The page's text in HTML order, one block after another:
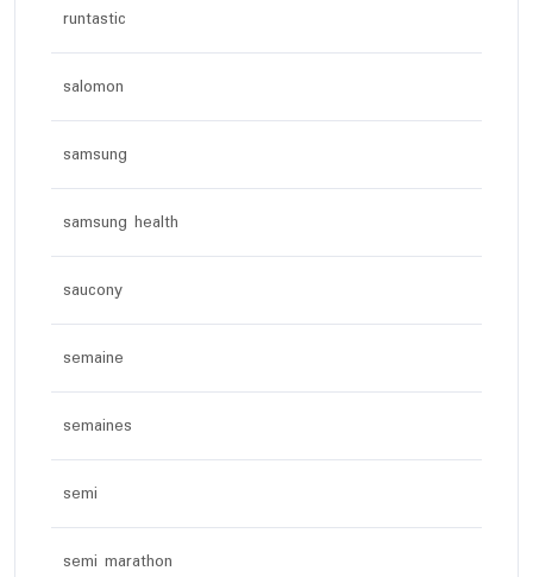
runtastic
salomon
samsung
samsung health
saucony
semaine
semaines
semi
semi marathon